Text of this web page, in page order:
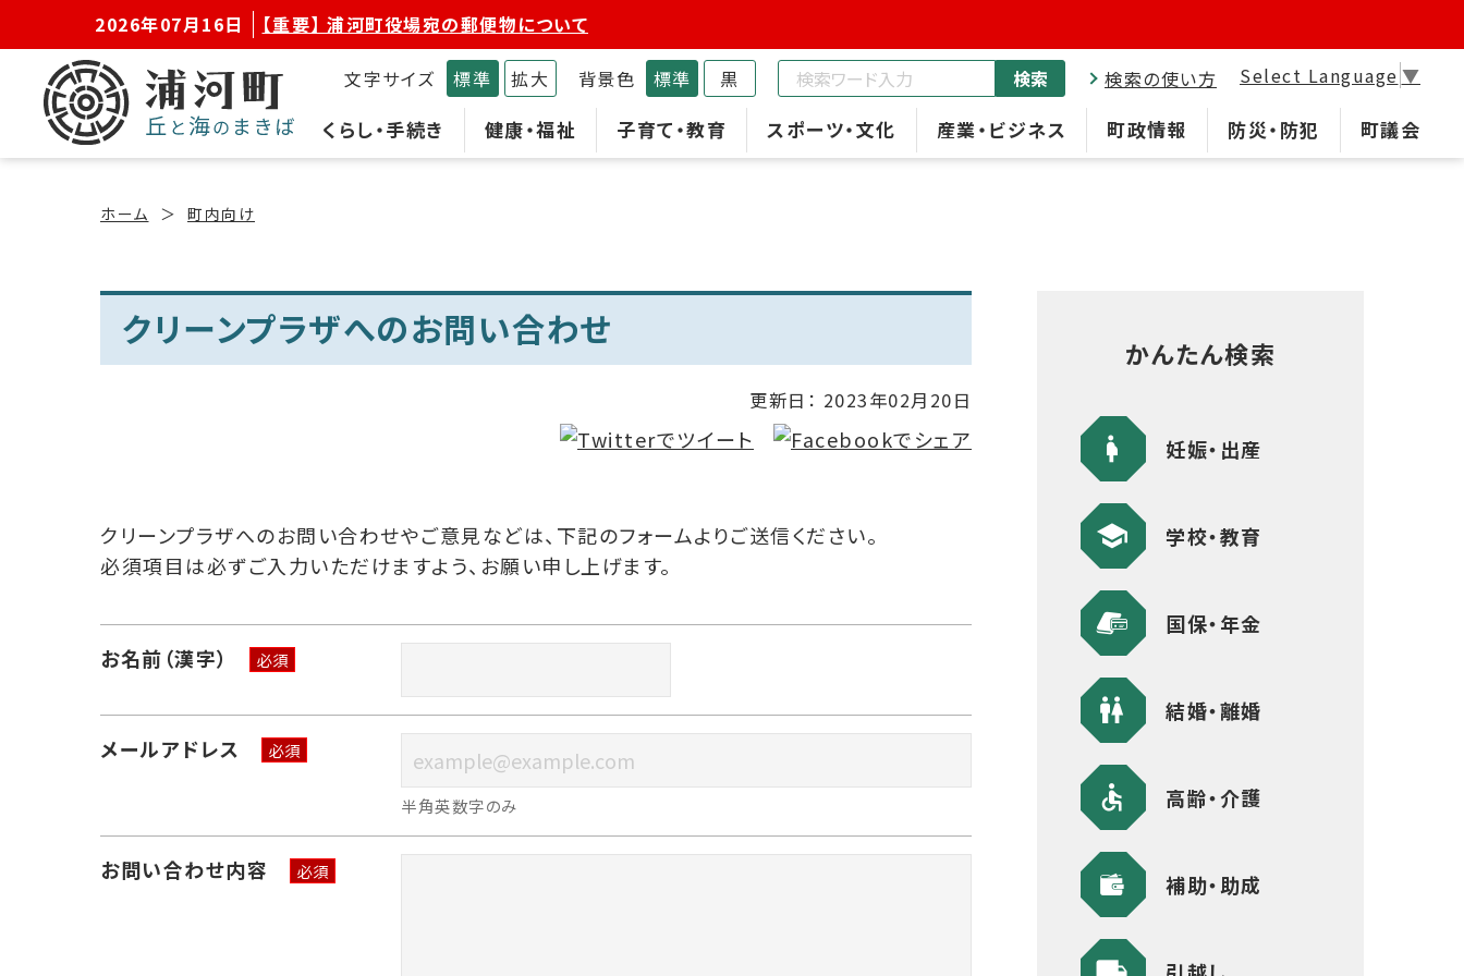
2026年07月16日 【重要】 浦河町役場宛の郵便物について
くらし・手続き 健康・福祉 子育て・教育 スポーツ・文化 産業・ビジネス 町政情報 防災・防犯 町議会
文字サイズ 標準 拡大 背景色 標準 黒 検索 検索の使い方 Select Language ▼
ホーム 町内向け
クリーンプラザへのお問い合わせ
更新日： 2023年02月20日
クリーンプラザへのお問い合わせやご意見などは、下記のフォームよりご送信ください。
必須項目は必ずご入力いただけますよう、お願い申し上げます。
お名前（漢字） 必須
メールアドレス 必須
半角英数字のみ
お問い合わせ内容 必須
かんたん検索
妊娠・出産
学校・教育
国保・年金
結婚・離婚
高齢・介護
補助・助成